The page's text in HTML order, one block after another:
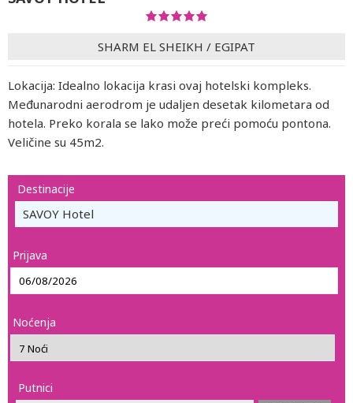
SHARM EL SHEIKH / EGIPAT
Lokacija: Idealno lokacija krasi ovaj hotelski kompleks.
Međunarodni aerodrom je udaljen desetak kilometara od
hotela. Preko korala se lako može preći pomoću pontona.
Veličine su 45m2.
Destinacije
SAVOY Hotel
Prijava
Noćenja
Putnici